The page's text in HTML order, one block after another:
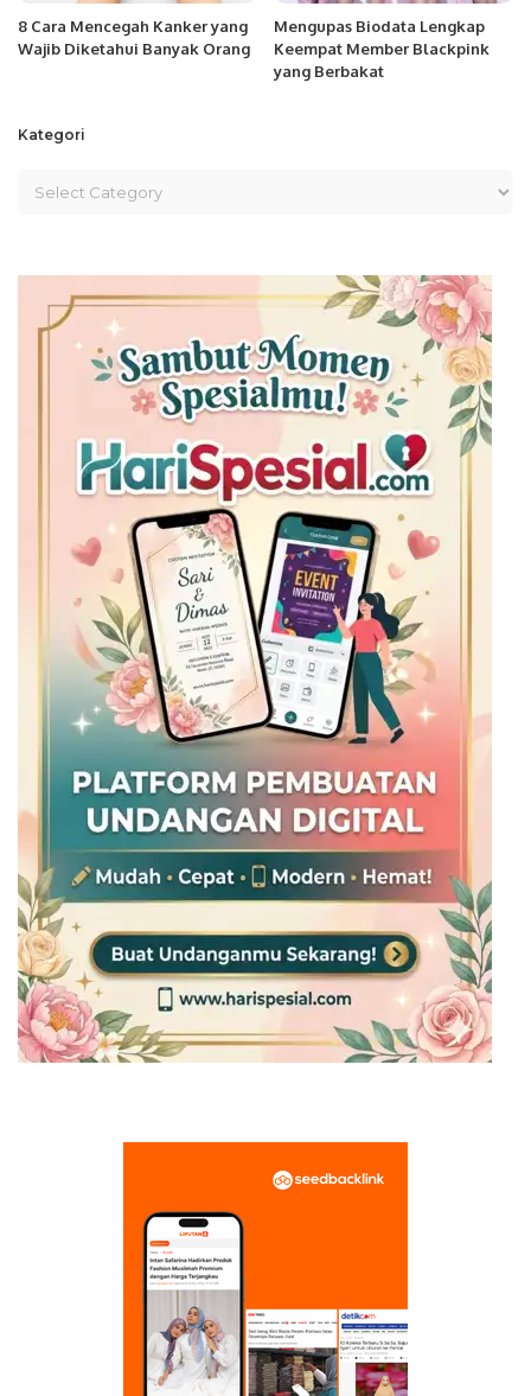
8 Cara Mencegah Kanker yang
Wajib Diketahui Banyak Orang
Mengupas Biodata Lengkap
Keempat Member Blackpink
yang Berbakat
Kategori